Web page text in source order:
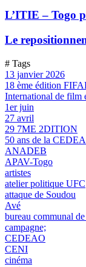
L’ITIE – Togo
Le
# Tags
13 janvier 2026
18 ème édition
International de film
1er juin
27 avril
29 7ME 2DITION
50 ans de la
ANADEB
APAV-Togo
artistes
atelier politique UFC
attaque de Soudou
Avé
bureau communal
campagne;
CEDEAO
CENI
cinéma